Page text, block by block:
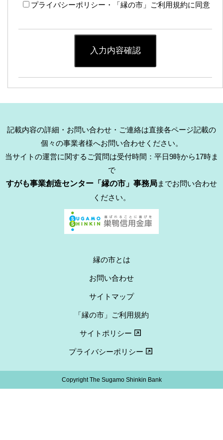
プライバシーポリシー・「縁の市」ご利用規約に同意
入力内容確認
記載内容の詳細・お問い合わせ・ご連絡は直接各ページ記載の
個々の事業者様へお問い合わせください。
当サイトの運営に関するご質問は受付時間：平日9時から17時ま
で
すがも事業創造センター「縁の市」事務局までお問い合わせ
ください。
縁の市とは
お問い合わせ
サイトマップ
「縁の市」ご利用規約
サイトポリシー
プライバシーポリシー
Copyright The Sugamo Shinkin Bank